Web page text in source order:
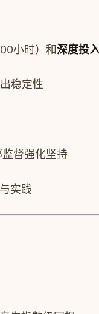
小时）和深度投
稳定性
督强化坚持
实践